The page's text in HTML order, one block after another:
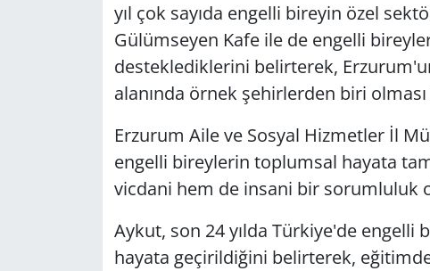
yıl çok sayıda engelli bireyin özel
Gülümseyen Kafe ile de engelli
desteklediklerini belirterek,
alanında örnek şehirlerden biri
Erzurum Aile ve Sosyal Hizmetler İl
engelli bireylerin toplumsal hayata
vicdani hem de insani bir sorumluluk
Aykut, son 24 yılda Türkiye'de
hayata geçirildiğini belirterek,